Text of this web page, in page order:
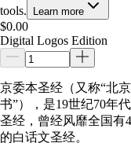
tools.
Learn more
$0.00
Digital Logos Edition
京委本圣经（又称“北
书”），是19世纪70年
圣经，曾经风靡全国有
的白话文圣经。